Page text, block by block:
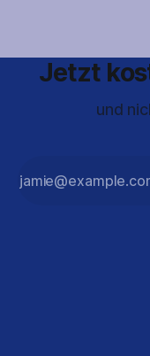
Jetzt
und